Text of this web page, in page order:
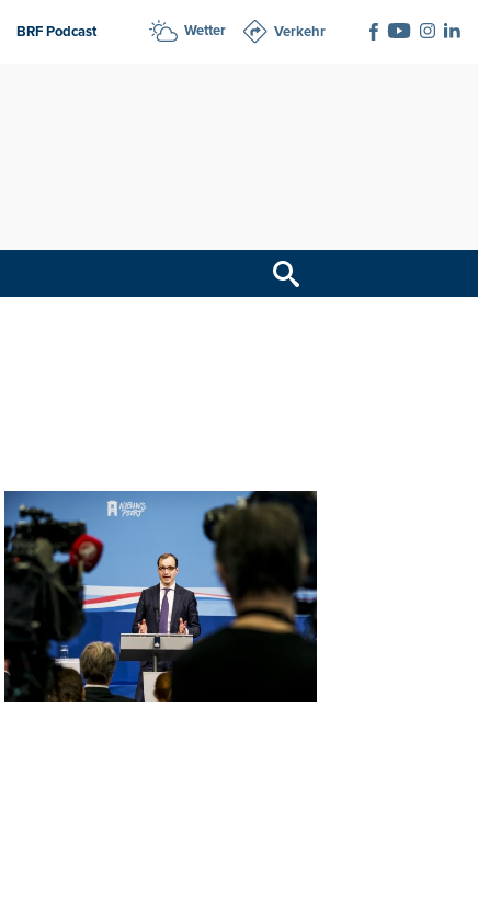
BRF Podcast Wetter Verkehr